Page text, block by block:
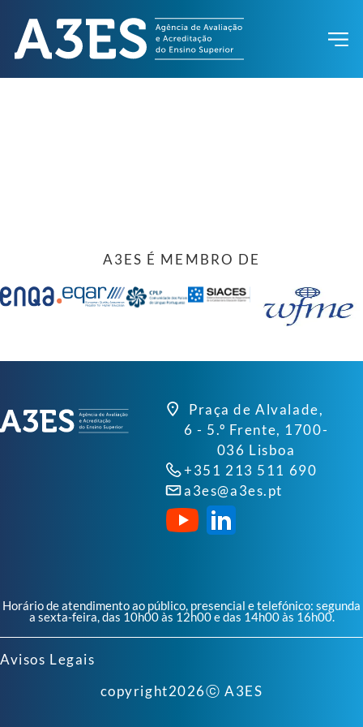
A3ES É MEMBRO DE
Praça de Alvalade,
6 - 5.º Frente, 1700-
036 Lisboa
+351 213 511 690
a3es@a3es.pt
Horário de atendimento ao público, presencial e telefónico: segunda
a sexta-feira, das 10h00 às 12h00 e das 14h00 às 16h00.
Avisos Legais
copyright2026ⓒ A3ES